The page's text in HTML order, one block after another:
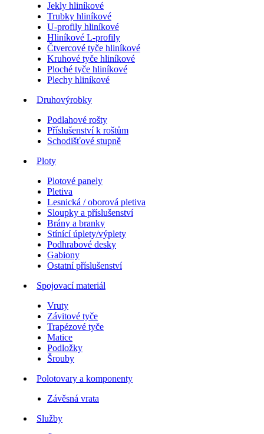
Jekly hliníkové
Trubky hliníkové
U-profily hliníkové
Hliníkové L-profily
Čtvercové tyče hliníkové
Kruhové tyče hliníkové
Ploché tyče hliníkové
Plechy hliníkové
Druhovýrobky
Podlahové rošty
Příslušenství k roštům
Schodišťové stupně
Ploty
Plotové panely
Pletiva
Lesnická / oborová pletiva
Sloupky a příslušenství
Brány a branky
Stínící úplety/výplety
Podhrabové desky
Gabiony
Ostatní příslušenství
Spojovací materiál
Vruty
Závitové tyče
Trapézové tyče
Matice
Podložky
Šrouby
Polotovary a komponenty
Závěsná vrata
Služby